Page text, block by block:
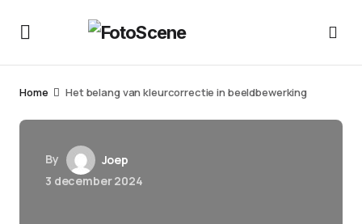
Home Het belang van kleurcorrectie in beeldbewerking
By
Joep
3 december 2024